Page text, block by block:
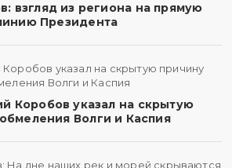
взгляд из региона на прямую
Президента
Коробов указал на скрытую
Волги и Каспия